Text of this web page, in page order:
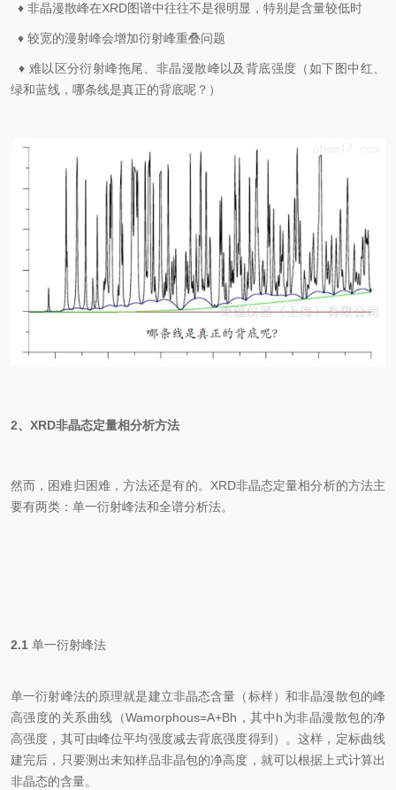
♦ 非晶漫散峰在XRD图谱中往往不是很明显，特别是含量较低时
♦ 较宽的漫射峰会增加衍射峰重叠问题
♦ 难以区分衍射峰拖尾、非晶漫散峰以及背底强度（如下图中红、
绿和蓝线，哪条线是真正的背底呢？）
2、 XRD非晶态定量相分析方法
然而，困难归困难，方法还是有的。XRD非晶态定量相分析的方法主
要有两类：单一衍射峰法和全谱分析法。
2.1 单一衍射峰法
单一衍射峰法的原理就是建立非晶态含量（标样）和非晶漫散包的峰
高强度的关系曲线（Wamorphous=A+Bh，其中h为非晶漫散包的净
高强度，其可由峰位平均强度减去背底强度得到）。这样，定标曲线
建完后，只要测出未知样品非晶包的净高度，就可以根据上式计算出
非晶态的含量。